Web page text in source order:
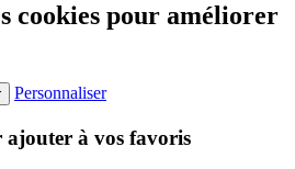
cookies pour améliorer
Personnaliser
ajouter à vos favoris